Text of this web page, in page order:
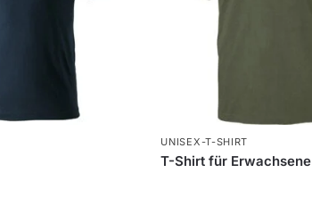
UNISEX-T-SHIRT
T-Shirt für Erwachsene